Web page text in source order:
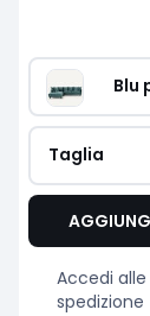
Blu
Taglia
Accedi
spedizione